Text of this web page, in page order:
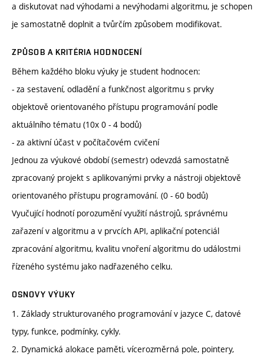
a diskutovat nad výhodami a nevýhodami algoritmu, je schopen
je samostatně doplnit a tvůrčím způsobem modifikovat.
ZPŮSOB A KRITÉRIA HODNOCENÍ
Během každého bloku výuky je student hodnocen:
- za sestavení, odladění a funkčnost algoritmu s prvky
objektově orientovaného přístupu programování podle
aktuálního tématu (10x 0 - 4 bodů)
- za aktivní účast v počítačovém cvičení
Jednou za výukové období (semestr) odevzdá samostatně
zpracovaný projekt s aplikovanými prvky a nástroji objektově
orientovaného přístupu programování. (0 - 60 bodů)
Vyučující hodnotí porozumění využití nástrojů, správnému
zařazení v algoritmu a v prvcích API, aplikační potenciál
zpracování algoritmu, kvalitu vnoření algoritmu do událostmi
řízeného systému jako nadřazeného celku.
OSNOVY VÝUKY
1. Základy strukturovaného programování v jazyce C, datové
typy, funkce, podmínky, cykly.
2. Dynamická alokace paměti, vícerozměrná pole, pointery,